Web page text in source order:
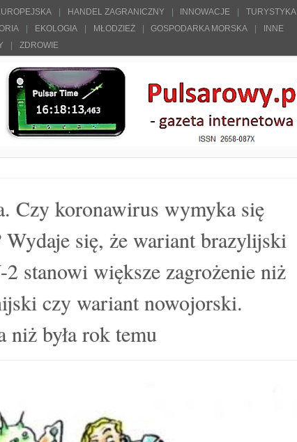
HANDEL ZAGRANICZNY INNOWACJE
TURYSTYKA
EKOLOGIA MŁODZIEŻ GOSPODARKA MORSKA
INNE
ZDROWIE
Czy koronawirus wymyka się
się, że wariant brazylijski
stanowi większe zagrożenie niż
czy wariant nowojorski.
niż była rok temu